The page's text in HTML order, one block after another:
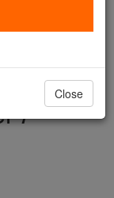
gave
stronger
7
Close